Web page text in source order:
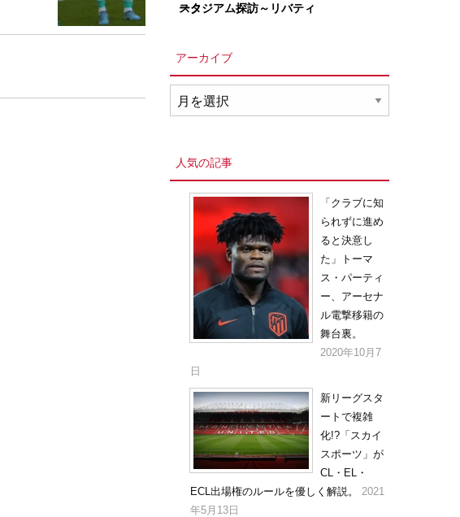
ーク
スタジアム探訪～リバティ
アーカイブ
ー
人気の記事
「クラブに知
られずに進め
ると決意し
た」トーマ
ス・パーティ
ー、アーセナ
ル電撃移籍の
舞台裏。
2020年10月7
日
新リーグスタ
ートで複雑
化!?「スカイ
スポーツ」が
CL・EL・
ECL出場権のルールを優しく解説。
2021
年5月13日